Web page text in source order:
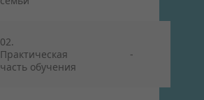
02.
Практическая
часть обучения
-